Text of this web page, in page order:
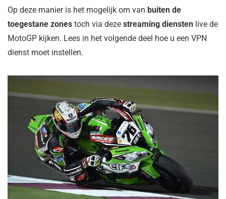
Op deze manier is het mogelijk om van buiten de
toegestane zones toch via deze streaming diensten live de
MotoGP kijken. Lees in het volgende deel hoe u een VPN
dienst moet instellen.